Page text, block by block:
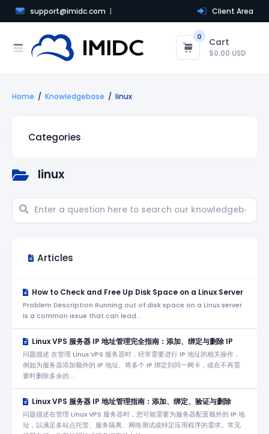
support@imidc.com Client Area
0
Cart
$0.00 USD
Home Knowledgebase linux
Categories
linux
Articles
How to Check and Free Up Disk Space on a Linux Server
Problem Description Running out of disk space on a Linux server
is a common issue that can lead...
Linux VPS 服务器 IP 地址管理完全指南：添加、绑定与删除 IP
问题描述 在管理 Linux VPS 服务器时，经常需要进行 IP 地址的相关操作，
例如为服务器添加额外的 IP 地址、将多个 IP 绑定到同一网卡，或在不再需
要时删除多余的...
Linux VPS 服务器 IP 地址管理指南：添加、绑定、验证与删除
问题描述在管理 Linux VPS 服务器时，您可能需要为服务器配置额外的 IP 地
址，以满足多站点托管、服务隔离、网络测试或特定应用程序的需求。常见